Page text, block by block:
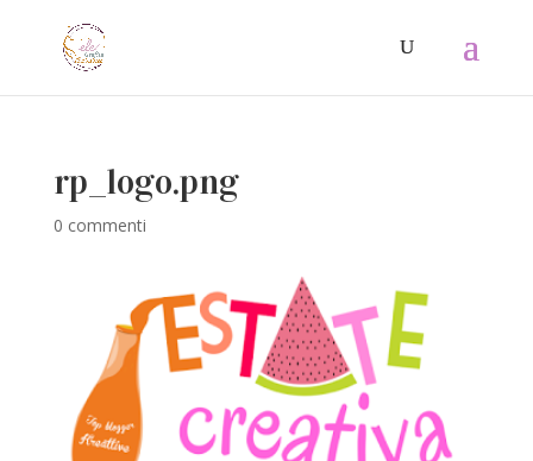
rp_logo.png
0 commenti